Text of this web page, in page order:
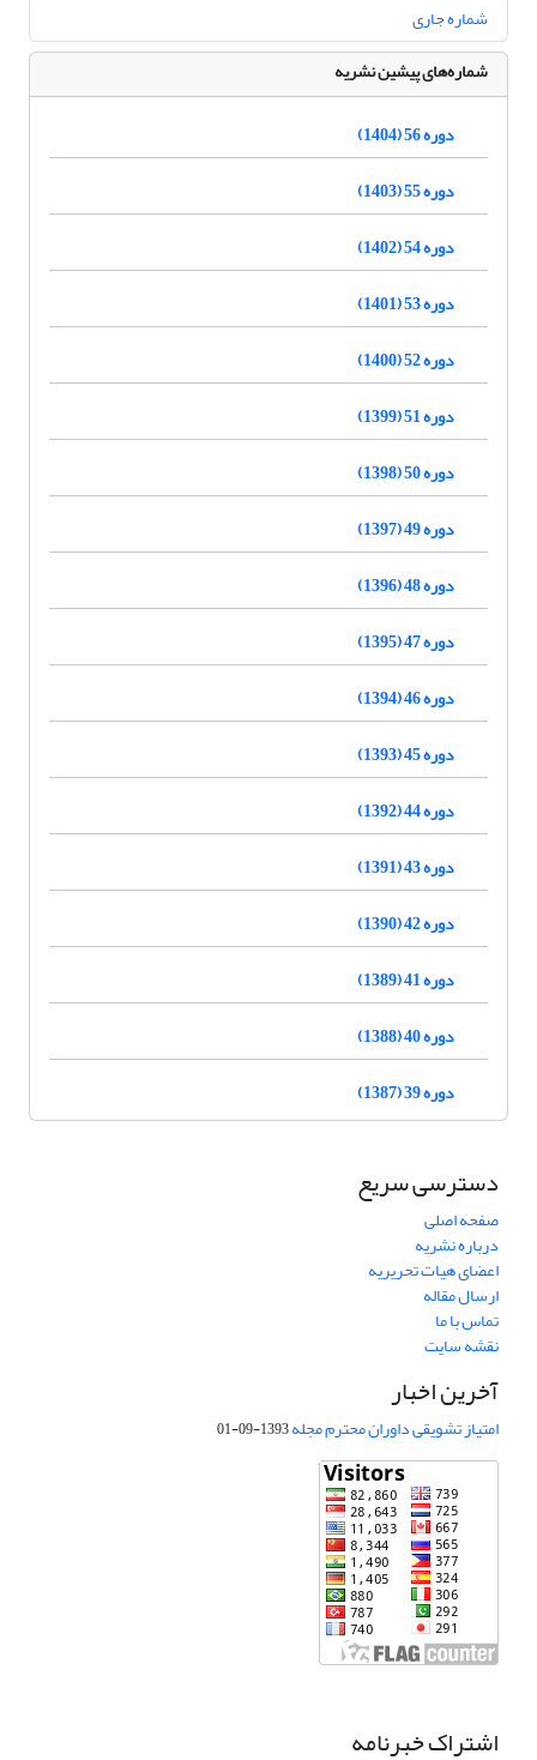
شماره جاری
شماره‌های پیشین نشریه
دوره 56 (1404)
دوره 55 (1403)
دوره 54 (1402)
دوره 53 (1401)
دوره 52 (1400)
دوره 51 (1399)
دوره 50 (1398)
دوره 49 (1397)
دوره 48 (1396)
دوره 47 (1395)
دوره 46 (1394)
دوره 45 (1393)
دوره 44 (1392)
دوره 43 (1391)
دوره 42 (1390)
دوره 41 (1389)
دوره 40 (1388)
دوره 39 (1387)
دسترسی سریع
صفحه اصلی
درباره نشریه
اعضای هیات تحریریه
ارسال مقاله
تماس با ما
نقشه سایت
آخرین اخبار
امتیاز تشویقی داوران محترم مجله1393-09-01
اشتراک خبرنامه